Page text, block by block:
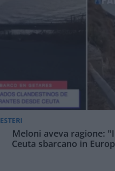
ESTERI
Meloni aveva ragione:
Ceuta sbarcano in